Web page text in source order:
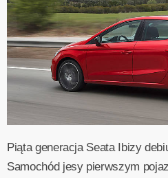
Piąta generacja Seata Ibizy
Samochód jesy pierwszym